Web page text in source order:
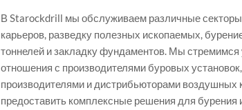
В Starockdrill мы обслуживаем различные
карьеров, разведку полезных ископаемых,
тоннелей и закладку фундаментов. Мы стремимся
отношения с производителями буровых
производителями и дистрибьюторами
предоставить комплексные решения для бурения